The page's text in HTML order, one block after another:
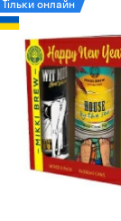
Тільки онлайн